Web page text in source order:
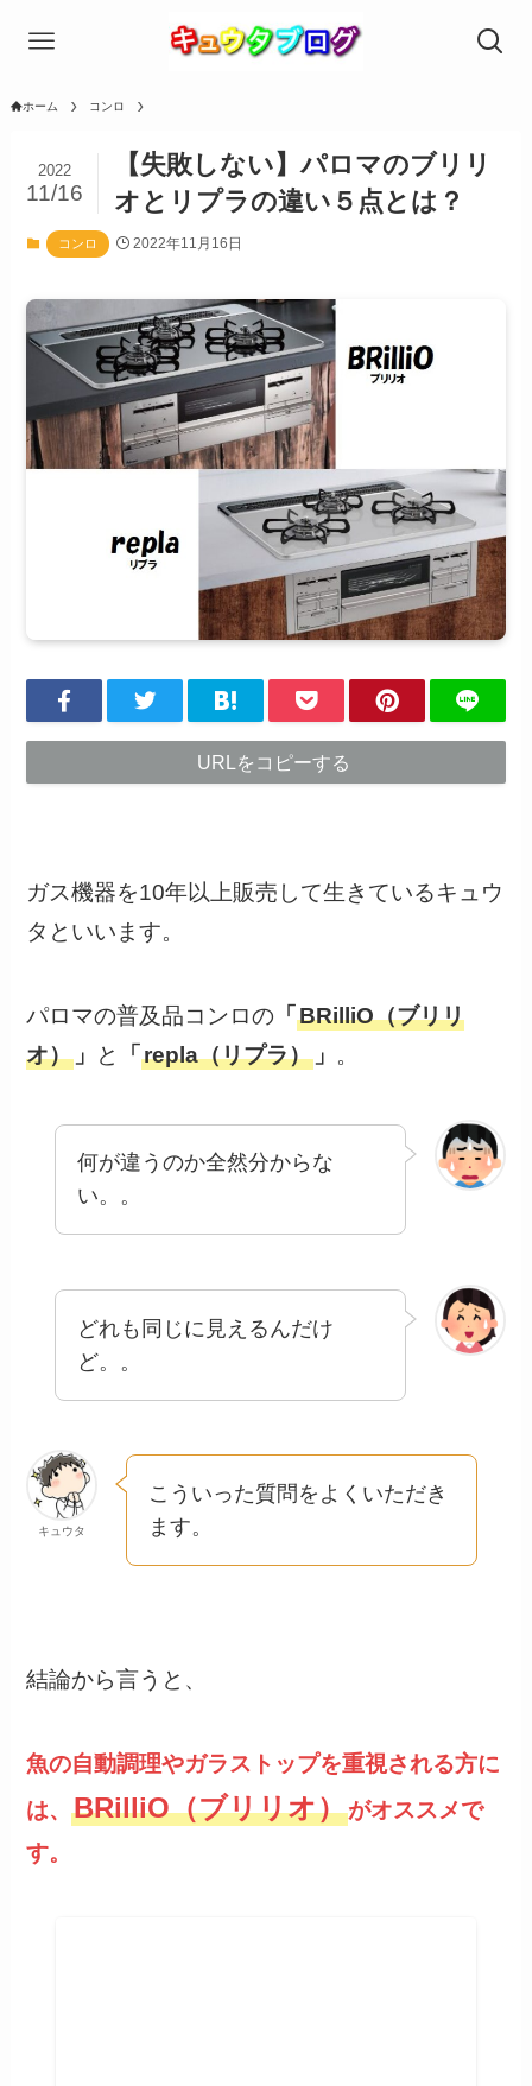
ホーム コンロ
【失敗しない】パロマのブリリ
オとリプラの違い５点とは？
2022
11/16
コンロ 2022年11月16日
URLをコピーする
ガス機器を10年以上販売して生きているキュウ
タといいます。
パロマの普及品コンロの 「BRilliO（ブリリ
オ） 」 と 「repla（リプラ） 」 。
何が違うのか全然分からな
い。。
どれも同じに見えるんだけ
ど。。
キュウタ
こういった質問をよくいただき
ます。
結論から言うと、
魚の自動調理やガラストップを重視される方に
は、BRilliO（ブリリオ）がオススメで
す。